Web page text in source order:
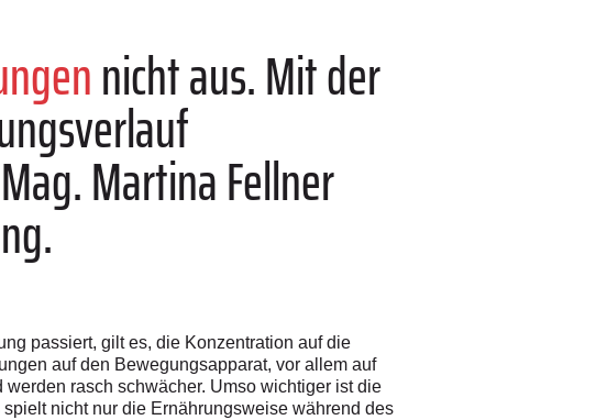
nicht aus. Mit der
Martina Fellner
passiert, gilt es, die Konzentration auf die
auf den Bewegungsapparat, vor allem auf
rasch schwächer. Umso wichtiger ist die
nicht nur die Ernährungsweise während des